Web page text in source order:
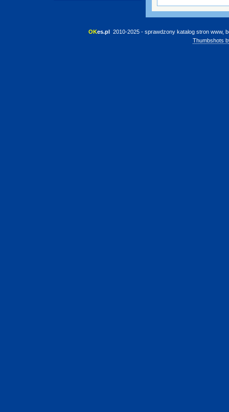
OKes.pl 2010-2025 - sprawdzony katalog stron www,
Thumbshots